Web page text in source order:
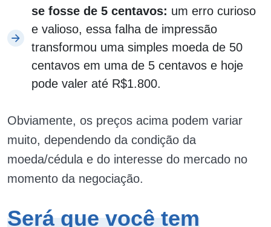
se fosse de 5 centavos: um erro curioso
e valioso, essa falha de impressão
transformou uma simples moeda de 50
centavos em uma de 5 centavos e hoje
pode valer até R$1.800.
Obviamente, os preços acima podem variar
muito, dependendo da condição da
moeda/cédula e do interesse do mercado no
momento da negociação.
Será que você tem